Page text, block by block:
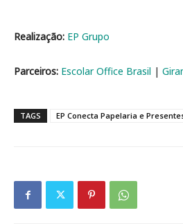
Realização: EP Grupo
Parceiros: Escolar Office Brasil |
TAGS EP Conecta Papelaria e